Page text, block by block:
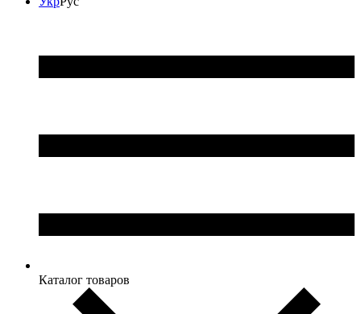
Каталог товаров